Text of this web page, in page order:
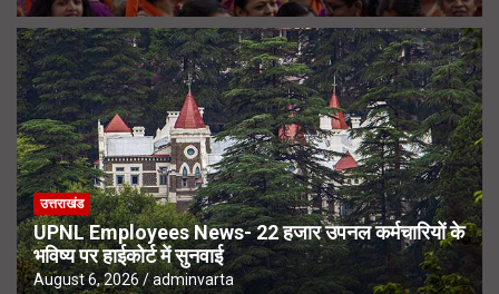
उत्तराखंड
UPNL Employees News- 22 हजार उपनल कर्मचारियों के
भविष्य पर हाईकोर्ट में सुनवाई
August 6, 2026 adminvarta